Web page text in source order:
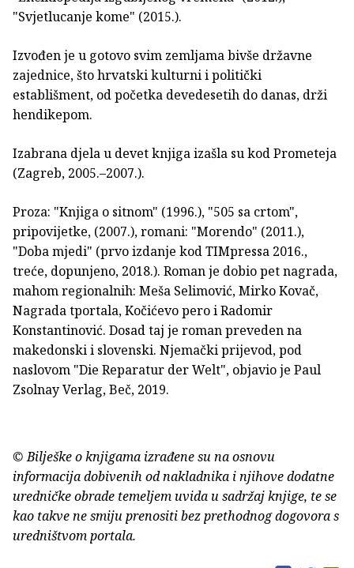
"Svjetlucanje kome" (2015.).
Izvođen je u gotovo svim zemljama bivše državne
zajednice, što hrvatski kulturni i politički
establišment, od početka devedesetih do danas, drži
hendikepom.
Izabrana djela u devet knjiga izašla su kod Prometeja
(Zagreb, 2005.–2007.).
Proza: "Knjiga o sitnom" (1996.), "505 sa crtom",
pripovijetke, (2007.), romani: "Morendo" (2011.),
"Doba mjedi" (prvo izdanje kod TIMpressa 2016.,
treće, dopunjeno, 2018.). Roman je dobio pet nagrada,
mahom regionalnih: Meša Selimović, Mirko Kovač,
Nagrada tportala, Kočićevo pero i Radomir
Konstantinović. Dosad taj je roman preveden na
makedonski i slovenski. Njemački prijevod, pod
naslovom "Die Reparatur der Welt", objavio je Paul
Zsolnay Verlag, Beč, 2019.
© Bilješke o knjigama izrađene su na osnovu
informacija dobivenih od nakladnika i njihove dodatne
uredničke obrade temeljem uvida u sadržaj knjige, te se
kao takve ne smiju prenositi bez prethodnog dogovora s
uredništvom portala.